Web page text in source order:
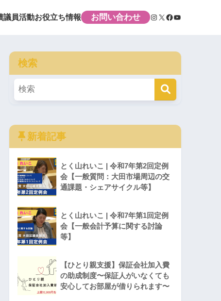
議員活動お役立ち情報 お問い合わせ
検索
新着記事
とく山れいこ | 令和7年第2回定例
会【一般質問：大田市場周辺の交
通課題・シェアサイクル等】
とく山れいこ | 令和7年第1回定例
会【一般会計予算に関する討論
等】
【ひとり親支援】保証会社加入費
の助成制度〜保証人がいなくても
安心してお部屋が借りられます〜